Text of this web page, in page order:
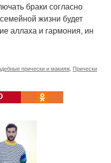
браки согласно
жизни будет
аллаха и гармония, ин
прически и макияж Прически